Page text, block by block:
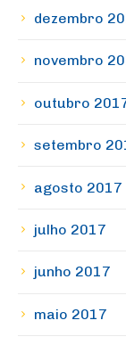
dezembro
novembro
outubro
setembro
agosto 2017
julho 2017
junho 2017
maio 2017